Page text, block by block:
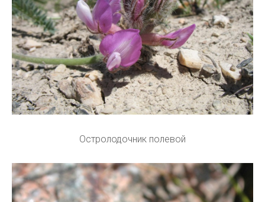
Остролодочник полевой